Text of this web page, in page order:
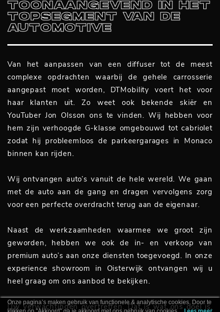
TOONAANGEVEND IN HET
TOPSEGMENT VAN DE
AUTOMOTIVE
Van het aanpassen van een diffuser tot de meest
complexe opdrachten waarbij de gehele carrosserie
aangepast moet worden, DTMobility voert het voor
haar klanten uit. Zo weet ook bekende skiër en
YouTuber Jon Olsson ons te vinden. Wij hebben voor
hem zijn verhoogde G-klasse omgebouwd tot cabriolet
zodat hij probleemloos de parkeergarages in Monaco
binnen kan rijden.
Wij ontvangen auto’s vanuit de hele wereld. We gaan
met de auto aan de gang en dragen vervolgens zorg
voor een perfecte overdracht terug aan de eigenaar.
Naast de werkzaamheden waarmee we groot zijn
geworden, hebben we ook de in- en verkoop van
premium auto’s aan onze diensten toegevoegd. In onze
experience showroom in Oisterwijk ontvangen wij u
heel graag om ons aanbod te bekijken.
Uw verwachtingen overtreffen. Dat is wat ons doel is,
Onze pagina’s maken gebruik van functionele & analytische cookies. Door te